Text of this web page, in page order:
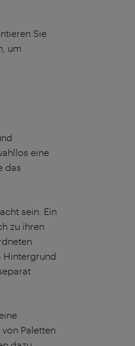
Sie
um
eine
das
sein. Ein
zu ihren
Hintergrund
Paletten